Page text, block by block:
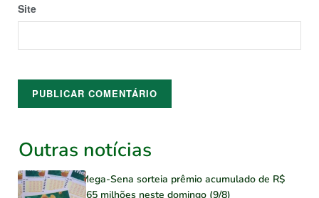
Site
Outras notícias
Mega-Sena sorteia prêmio acumulado de R$
165 milhões neste domingo (9/8)